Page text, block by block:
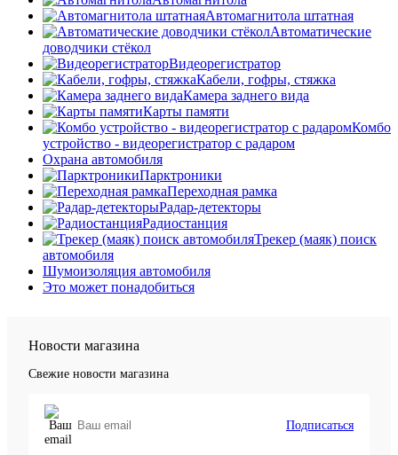
Автомагнитола штатная
Автоматические
доводчики стёкол
Видеорегистратор
Кабели, гофры, стяжка
Камера заднего вида
Карты памяти
Комбо
устройство - видеорегистратор с радаром
Охрана автомобиля
Парктроники
Переходная рамка
Радар-детекторы
Радиостанция
Трекер (маяк) поиск
автомобиля
Шумоизоляция автомобиля
Это может понадобиться
Новости магазина
Свежие новости магазина
Подписаться